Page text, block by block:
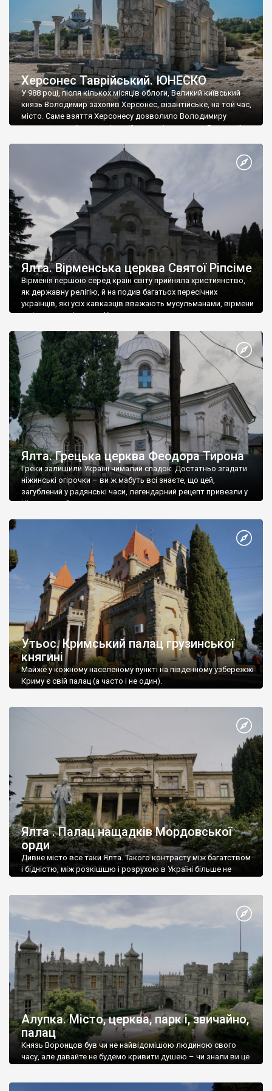
Херсонес Таврійський. ЮНЕСКО
У 988 році, після кількох місяців облоги, Великий київський
князь Володимир захопив Херсонес, візантійське, на той час,
місто. Саме взяття Херсонесу дозволило Володимиру
диктувати свої умови візантійському імператору Василю ІІ, та
Херсонесі Володимир-язичник, став Василем-християнином.
А потім було Хрещення Русі. На честь Херсонесу Таврійського
Ялта. Вірменська церква Святої Ріпсіме
Вірменія першою серед країн світу прийняла християнство,
як державну релігію, й на подив багатьох пересічних
українців, які усіх кавказців вважають мусульманами, вірмени
є відданими вірянами Христа
Ялта. Грецька церква Феодора Тирона
Греки залишили Україні чималий спадок. Достатньо згадати
ніжинські огірочки – ви ж мабуть всі знаєте, що цей,
загублений у радянські часи, легендарний рецепт привезли у
Ніжин греки?
Утьос. Кримський палац грузинської
княгині
Майже у кожному населеному пункті на південному узбережжі
Криму є свій палац (а часто і не один).
Ялта . Палац нащадків Мордовської
орди
Дивне місто все таки Ялта. Такого контрасту між багатством
і бідністю, між розкішшю і розрухою в Україні більше не
Алупка. Місто, церква, парк і, звичайно,
палац
Князь Воронцов був чи не найвідомішою людиною свого
часу, але давайте не будемо кривити душею – чи знали ви це